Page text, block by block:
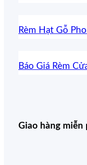
Rèm Hạt Gỗ
Báo Giá Rèm
Giao hàng miễn